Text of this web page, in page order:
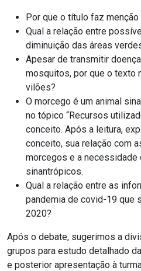
Por que o título faz
Qual a relação entre
diminuição das áreas
Apesar de transmitir
mosquitos, por que o texto
vilões?
O morcego é um animal
no tópico “Recursos
conceito. Após a leitura,
conceito, sua relação com
morcegos e a necessidade
sinantrópicos.
Qual a relação entre as
pandemia de covid-19 que
2020?
Após o debate, sugerimos a
grupos para estudo detalhado
e posterior apresentação à